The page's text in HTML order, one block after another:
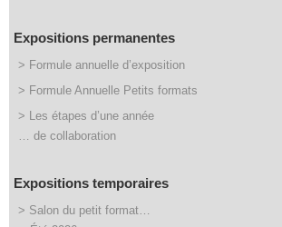
Expositions permanentes
> Formule annuelle d’exposition
> Formule Annuelle Petits formats
> Les étapes d’une année
… de collaboration
Expositions temporaires
> Salon du petit format…